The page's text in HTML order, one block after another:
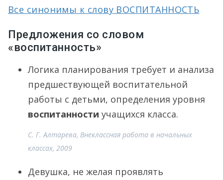
Все синонимы к слову ВОСПИТАННОСТЬ
Предложения со словом
«воспитанность»
Логика планирования требует и анализа
предшествующей воспитательной
работы с детьми, определения уровня
воспитанности учащихся класса.
С. Г. Алтарева, Внеклассная работа в начальных
классах, 2009
Девушка, не желая проявлять